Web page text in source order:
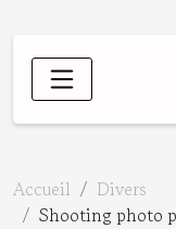
Accueil
Divers
Shooting photo